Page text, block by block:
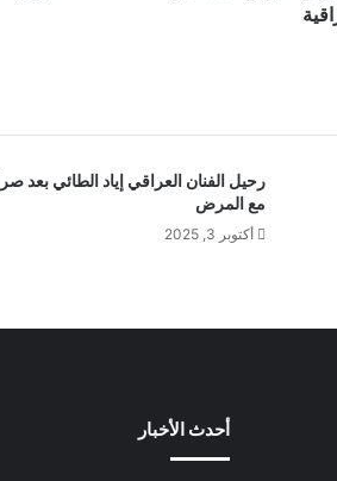
رحيل الفنان العراقي إياد الطائي بعد
مع المرض
أكتوبر 3, 2025
أحدث الأخبار